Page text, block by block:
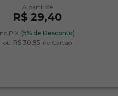
R$ 29,40
no PIX (5% de Desconto)
ou R$ 30,95 no Cartão